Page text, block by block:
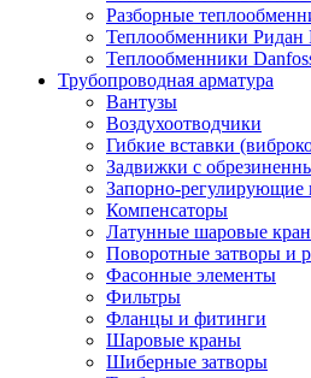
Разборные
Теплообменники
Теплообменники
Трубопроводная арматура
Вантузы
Воздухоотводчики
Гибкие вставки
Задвижки с
Запорно-регулирующие
Компенсаторы
Латунные шаровые
Поворотные затворы и
Фасонные элементы
Фильтры
Фланцы и фитинги
Шаровые краны
Шиберные затворы